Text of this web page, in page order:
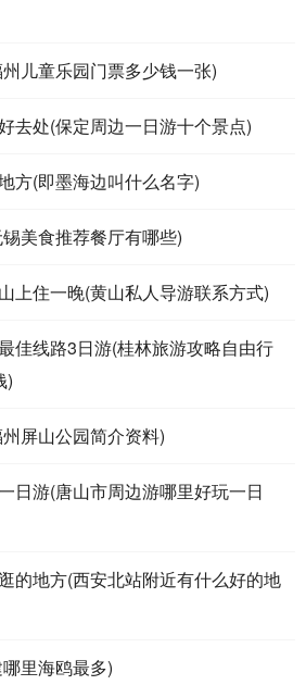
儿童乐园门票多少钱一张)
去处(保定周边一日游十个景点)
方(即墨海边叫什么名字)
美食推荐餐厅有哪些)
上住一晚(黄山私人导游联系方式)
佳线路3日游(桂林旅游攻略自由行
)
屏山公园简介资料)
日游(唐山市周边游哪里好玩一日
的地方(西安北站附近有什么好的地
里海鸥最多)